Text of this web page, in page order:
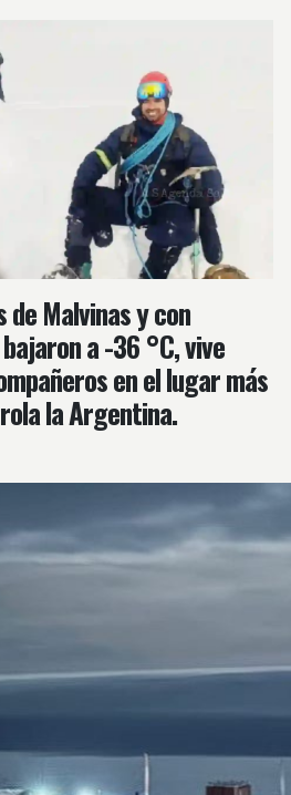
Malvinas y con
a -36 °C, vive
en el lugar más
la Argentina.